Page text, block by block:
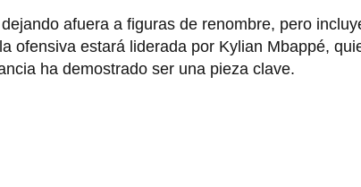
afuera a figuras de renombre, pero
ofensiva estará liderada por Kylian Mbappé,
ha demostrado ser una pieza clave.